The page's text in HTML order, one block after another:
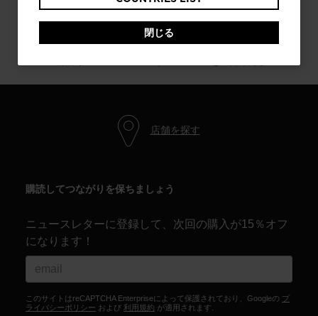
website
version
for
日
recommend
the
website
version
for
United
States.
閉じる
カスタマーサービス 質問がありますか？
店舗を探す
購読してつながりを保ちましょう
ニュースレターに登録して、次回の購入が15％オフ
になります！
このサイトはreCAPTCHA Enterpriseによって保護されており、Googleの プ
ライバシーポリシー および 利用規約 が適用されます.